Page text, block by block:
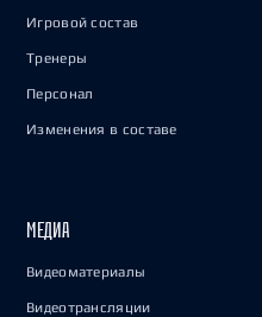
Игровой состав
Тренеры
Персонал
Изменения в составе
МЕДИА
Видеоматериалы
Видеотрансляции